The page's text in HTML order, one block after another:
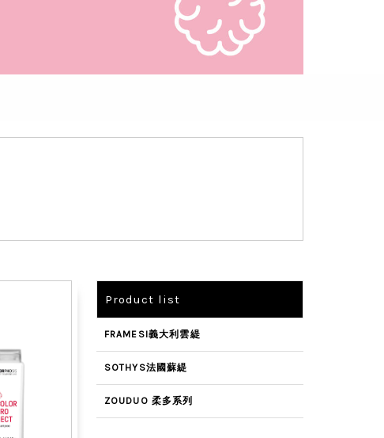
Product list
FRAMESI義大利雲緹
SOTHYS法國蘇緹
ZOUDUO 柔多系列